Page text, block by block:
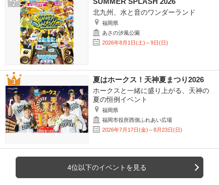
北九州、水と音のワンダーランド
福岡県
あさの汐風公園
2026年8月1日(土)～9日(日)
夏はホークス！天神夏まつり2026
ホークスと一緒に盛り上がる、天神の
夏の恒例イベント
福岡県
福岡市役所西側ふれあい広場
2026年7月17日(金)～8月23日(日)
4位以下のイベントを見る